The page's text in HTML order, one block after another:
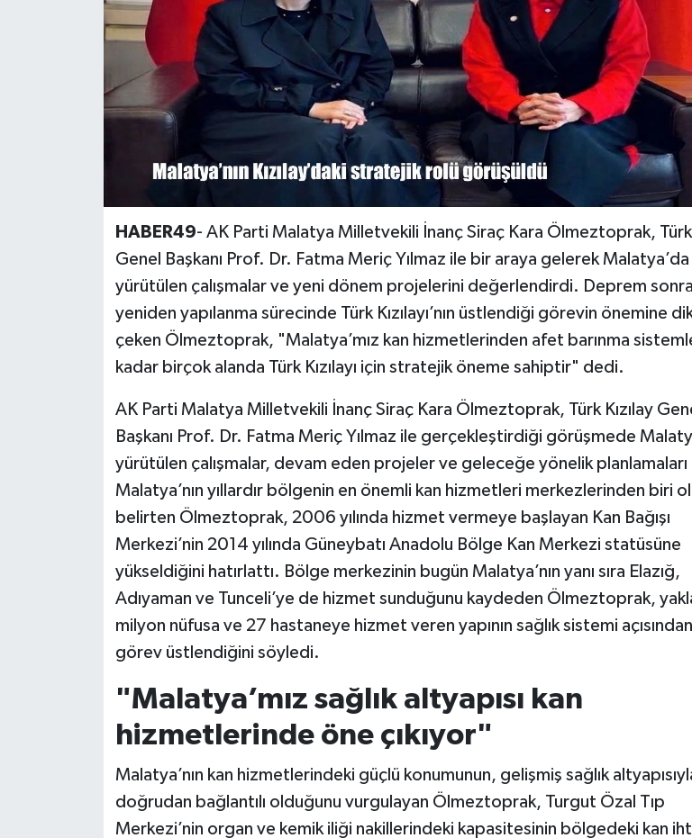
HABER49- AK Parti Malatya Milletvekili İnanç Siraç Kara Ölmeztoprak, Türk
Genel Başkanı Prof. Dr. Fatma Meriç Yılmaz ile bir araya gelerek Malatya’da
yürütülen çalışmalar ve yeni dönem projelerini değerlendirdi. Deprem
yeniden yapılanma sürecinde Türk Kızılayı’nın üstlendiği görevin önemine
çeken Ölmeztoprak, "Malatya’mız kan hizmetlerinden afet barınma
kadar birçok alanda Türk Kızılayı için stratejik öneme sahiptir" dedi.
AK Parti Malatya Milletvekili İnanç Siraç Kara Ölmeztoprak, Türk Kızılay
Başkanı Prof. Dr. Fatma Meriç Yılmaz ile gerçekleştirdiği görüşmede
yürütülen çalışmalar, devam eden projeler ve geleceğe yönelik planlamaları
Malatya’nın yıllardır bölgenin en önemli kan hizmetleri merkezlerinden biri
belirten Ölmeztoprak, 2006 yılında hizmet vermeye başlayan Kan Bağışı
Merkezi’nin 2014 yılında Güneybatı Anadolu Bölge Kan Merkezi statüsüne
yükseldiğini hatırlattı. Bölge merkezinin bugün Malatya’nın yanı sıra Elazığ,
Adıyaman ve Tunceli’ye de hizmet sunduğunu kaydeden Ölmeztoprak,
milyon nüfusa ve 27 hastaneye hizmet veren yapının sağlık sistemi
görev üstlendiğini söyledi.
"Malatya’mız sağlık altyapısı kan
hizmetlerinde öne çıkıyor"
Malatya’nın kan hizmetlerindeki güçlü konumunun, gelişmiş sağlık
doğrudan bağlantılı olduğunu vurgulayan Ölmeztoprak, Turgut Özal Tıp
Merkezi’nin organ ve kemik iliği nakillerindeki kapasitesinin bölgedeki kan